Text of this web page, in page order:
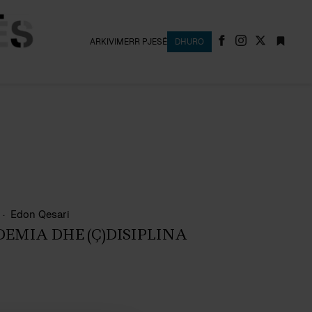
ARKIVIMERR PJESË DHURO
Edon Qesari
DHE (Ç)DISIPLINA